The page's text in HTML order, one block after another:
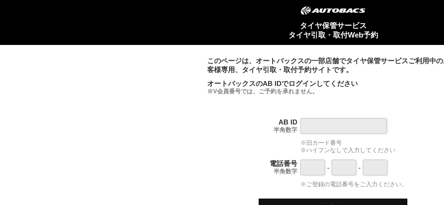
タイヤ保管サービス
タイヤ引取・取付Web予約
このページは、オートバックスの一部店舗でタイヤ保管サービスご利用中
客様専用、タイヤ引取・取付予約サイトです。
オートバックスのAB IDでログインしてください
※V会員番号では、ご予約を承れません。
AB ID
半角数字
※旧カード番号
※ハイフンなしで入力してください
電話番号
半角数字 - -
※ご登録の電話番号をご入力ください。